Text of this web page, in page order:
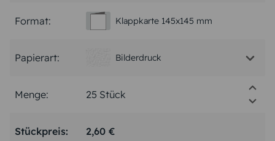
Format: Klappkarte 145x145 mm
Papierart: Bilderdruck
Menge:
Stückpreis: 2,60 €